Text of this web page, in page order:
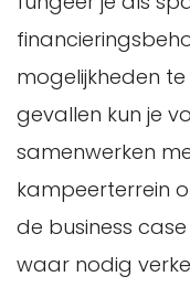
mogelijkheden
gevallen kun je
samenwerken
kampeerterrein
de business
waar nodig